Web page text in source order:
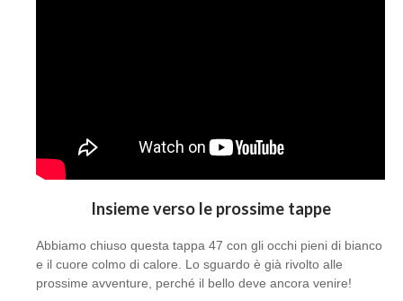
Insieme verso le prossime tappe
Abbiamo chiuso questa tappa 47 con gli occhi pieni di bianco
e il cuore colmo di calore. Lo sguardo è già rivolto alle
prossime avventure, perché il bello deve ancora venire!